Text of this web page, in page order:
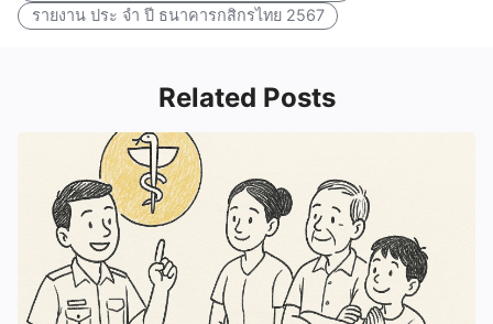
รายงาน ประ จํา ปี ธนาคารกสิกรไทย 2567
Related Posts